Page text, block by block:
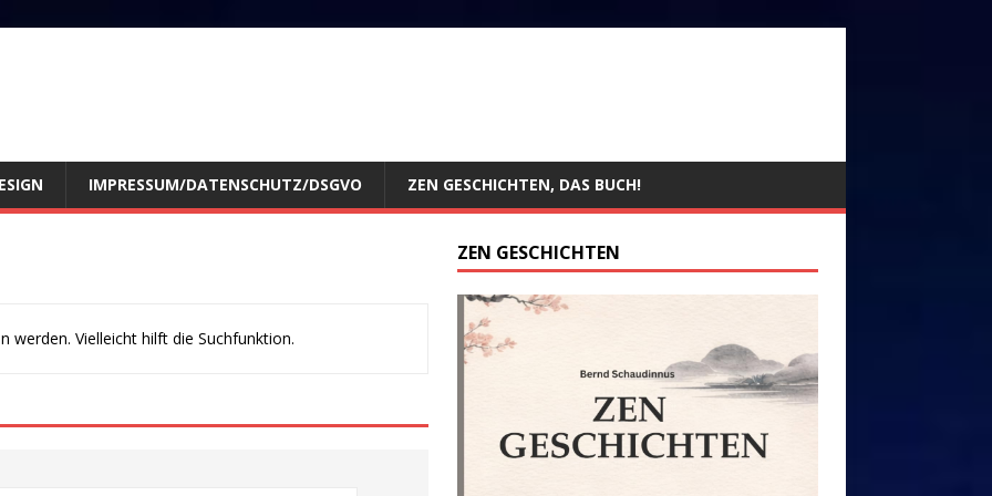
IMPRESSUM/DATENSCHUTZ/DSGVO ZEN GESCHICHTEN, DAS BUCH!
werden. Vielleicht hilft die Suchfunktion.
ZEN GESCHICHTEN